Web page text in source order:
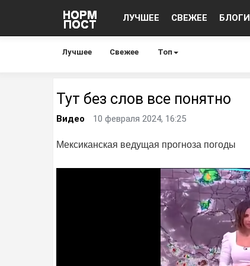
ЛУЧШЕЕ СВЕЖЕЕ БЛОГИ
Лучшее Свежее Топ
Тут без слов все понятно
Видео 10 февраля 2024, 16:25
Мексиканская ведущая прогноза погоды